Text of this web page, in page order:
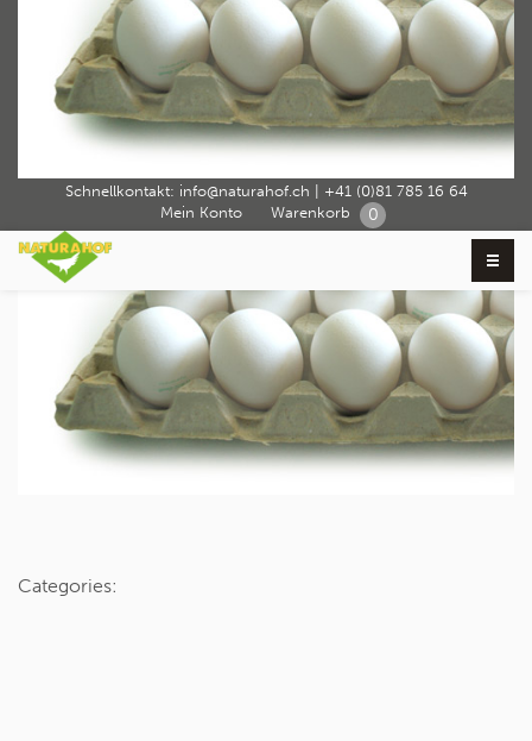
Schnellkontakt: info@naturahof.ch
+41 (0)81 785 16 64
Mein Konto
Warenkorb 0
Categories: